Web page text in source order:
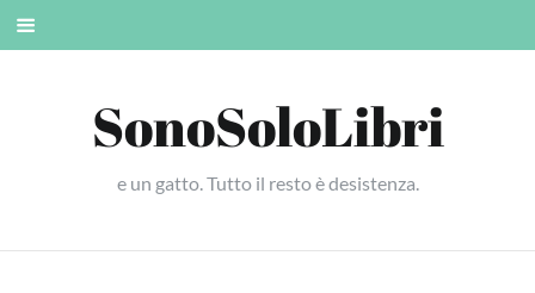
Skip
SonoSoloLibri
e un gatto. Tutto il resto è desistenza.